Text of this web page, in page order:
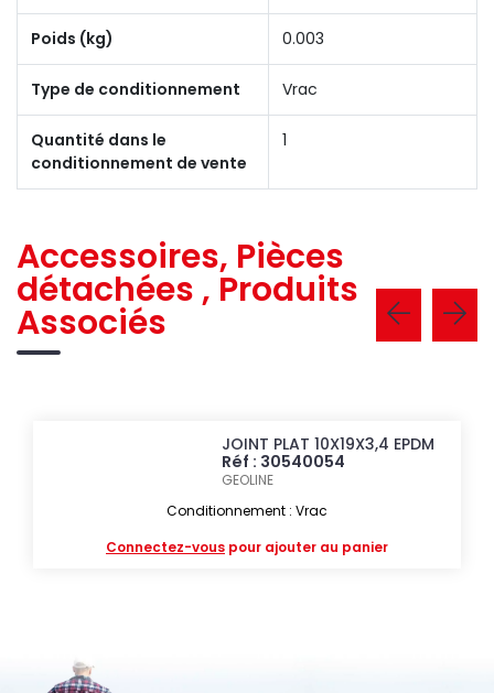
Poids (kg) 0.003
Type de conditionnement Vrac
Quantité dans le
conditionnement de vente
1
Accessoires, Pièces
détachées , Produits
Associés
JOINT PLAT 10X19X3,4 EPDM
Réf : 30540054
GEOLINE
Conditionnement : Vrac
Connectez-vous pour ajouter au panier